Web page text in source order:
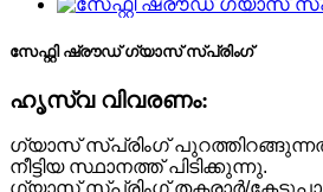
സേഫ്റ്റി ഷ്രൗഡ് ഗ്യാസ് സ്പ്രിംഗ്
ഹൃസ്വ വിവരണം:
ഗ്യാസ് സ്പ്രിംഗ്
നീട്ടിയ സ്ഥാനത്ത് പിടിക്കുന്നു.